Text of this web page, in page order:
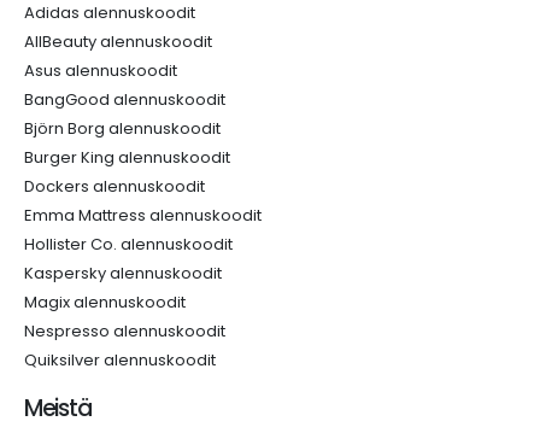
Adidas alennuskoodit
AllBeauty alennuskoodit
Asus alennuskoodit
BangGood alennuskoodit
Björn Borg alennuskoodit
Burger King alennuskoodit
Dockers alennuskoodit
Emma Mattress alennuskoodit
Hollister Co. alennuskoodit
Kaspersky alennuskoodit
Magix alennuskoodit
Nespresso alennuskoodit
Quiksilver alennuskoodit
Meistä